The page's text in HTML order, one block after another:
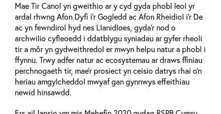
Mae Tir Canol yn gweithio ar y cyd gyda phobl leol yr
ardal rhwng Afon Dyfi i’r Gogledd ac Afon Rheidiol i’r De
ac yn fewndirol hyd nes Llanidloes, gyda’r nod o
archwilio cyfleoedd i ddatblygu syniadau ar gyfer rheoli
tir a môr yn gydweithredol er mwyn helpu natur a phobl i
ffynnu. Trwy adfer natur ac ecosystemau ar draws ffiniau
perchnogaeth tir, mae'r prosiect yn ceisio datrys rhai o'n
heriau amgylcheddol mwyaf gan gynnwys effeithiau
newid hinsawdd.